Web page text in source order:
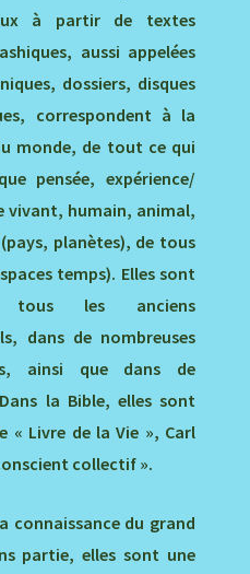
à partir de textes
aussi appelées
dossiers, disques
correspondent à la
monde, de tout ce qui
pensée, expérience/
vivant, humain, animal,
planètes), de tous
temps). Elles sont
tous les anciens
dans de nombreuses
ainsi que dans de
la Bible, elles sont
« Livre de la Vie », Carl
collectif ».
connaissance du grand
partie, elles sont une